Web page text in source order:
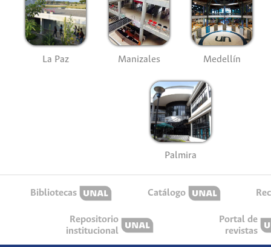
La Paz Manizales Medellín
Palmira
Bibliotecas Catálogo
Repositorio
institucional
Portal de
revistas